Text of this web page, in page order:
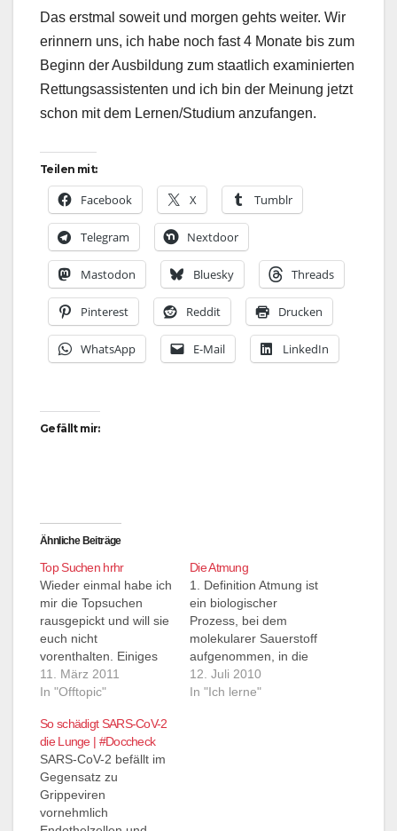
Das erstmal soweit und morgen gehts weiter. Wir
erinnern uns, ich habe noch fast 4 Monate bis zum
Beginn der Ausbildung zum staatlich examinierten
Rettungsassistenten und ich bin der Meinung jetzt
schon mit dem Lernen/Studium anzufangen.
Teilen mit:
Facebook X Tumblr
Telegram Nextdoor
Mastodon Bluesky Threads
Pinterest Reddit Drucken
WhatsApp E-Mail LinkedIn
Gefällt mir:
Ähnliche Beiträge
Top Suchen hrhr
Wieder einmal habe ich
mir die Topsuchen
rausgepickt und will sie
euch nicht
vorenthalten. Einiges
klingt ja ganz logisch.
anatomie welches gas
aufgenommen ->
hmm.. komt drauf an :)
und welches vom blut
abgegeben -> Tja
Fragen über Fragen
respiratorisches
11. März 2011
In "Offtopic"
Die Atmung
1. Definition Atmung ist
ein biologischer
Prozess, bei dem
molekularer Sauerstoff
aufgenommen, in die
Zellen transportiert und
dort in der
12. Juli 2010
In "Ich lerne"
So schädigt SARS-CoV-2
die Lunge | #Doccheck
SARS-CoV-2 befällt im
Gegensatz zu
Grippeviren
vornehmlich